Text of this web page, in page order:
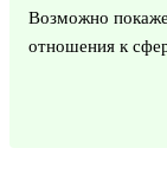
Возможно
отношения к